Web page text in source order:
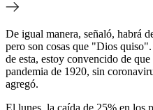
De igual manera, señaló, habrá
pero son cosas que "Dios
de esta, estoy convencido de
pandemia de 1920, sin
agregó.
El lunes, la caída de 25% en los